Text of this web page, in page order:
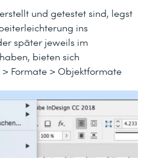
und getestet sind, legst
ins
später jeweils im
bieten sich
Formate > Objektformate